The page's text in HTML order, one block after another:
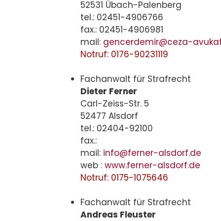
52531 Übach-Palenberg
tel.: 02451-4906766
fax.: 02451-4906981
mail: gencerdemir@ceza-
Notruf: 0176-90231119
Fachanwalt für Strafrecht
Dieter Ferner
Carl-Zeiss-Str. 5
52477 Alsdorf
tel.: 02404-92100
fax.:
mail: info@ferner-alsdorf.de
web : www.ferner-alsdorf.de
Notruf: 0175-1075646
Fachanwalt für Strafrecht
Andreas Fleuster